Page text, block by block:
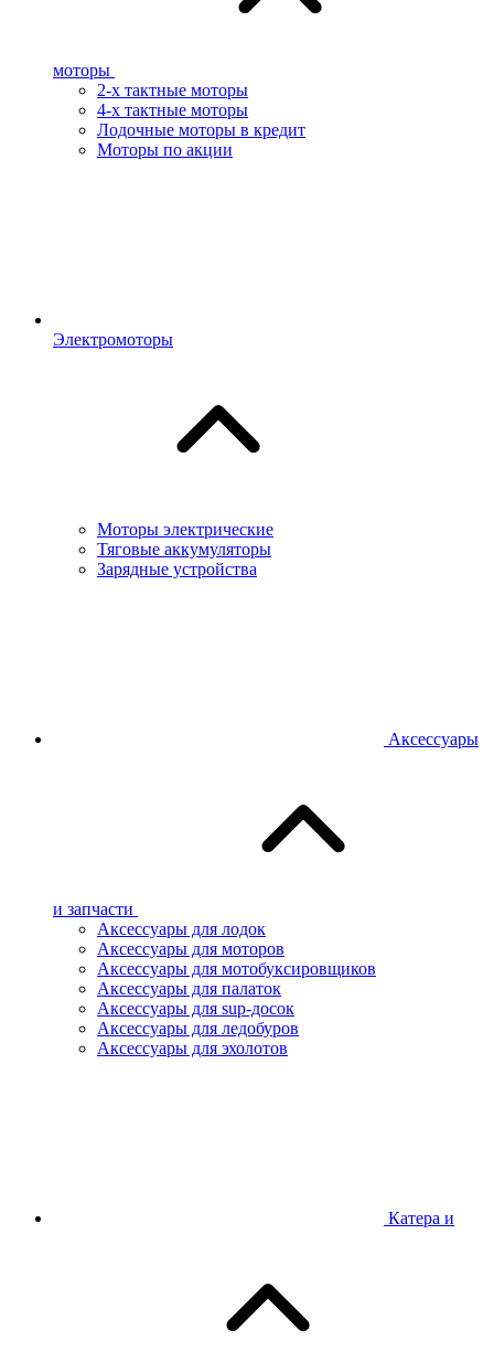
моторы
2-х тактные моторы
4-х тактные моторы
Лодочные моторы в кредит
Моторы по акции
Электромоторы
Моторы электрические
Тяговые аккумуляторы
Зарядные устройства
Аксессуары
и запчасти
Аксессуары для лодок
Аксессуары для моторов
Аксессуары для мотобуксировщиков
Аксессуары для палаток
Аксессуары для sup-досок
Аксессуары для ледобуров
Аксессуары для эхолотов
Катера и